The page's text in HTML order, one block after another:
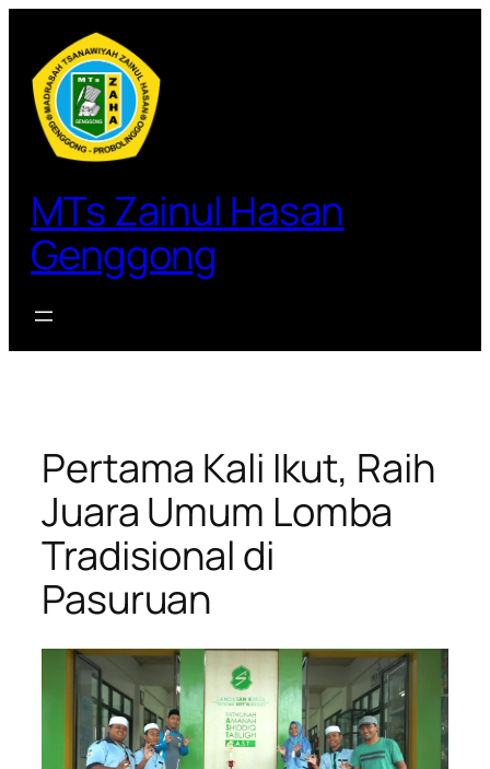
konten
MTs Zainul Hasan
Genggong
Pertama Kali Ikut, Raih
Juara Umum Lomba
Tradisional di
Pasuruan